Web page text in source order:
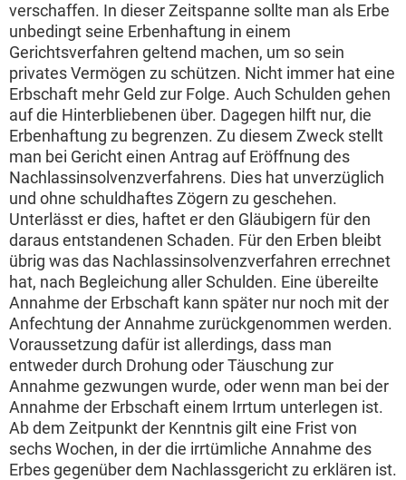
verschaffen. In dieser Zeitspanne sollte man als Erbe
unbedingt seine Erbenhaftung in einem
Gerichtsverfahren geltend machen, um so sein
privates Vermögen zu schützen. Nicht immer hat eine
Erbschaft mehr Geld zur Folge. Auch Schulden gehen
auf die Hinterbliebenen über. Dagegen hilft nur, die
Erbenhaftung zu begrenzen. Zu diesem Zweck stellt
man bei Gericht einen Antrag auf Eröffnung des
Nachlassinsolvenzverfahrens. Dies hat unverzüglich
und ohne schuldhaftes Zögern zu geschehen.
Unterlässt er dies, haftet er den Gläubigern für den
daraus entstandenen Schaden. Für den Erben bleibt
übrig was das Nachlassinsolvenzverfahren errechnet
hat, nach Begleichung aller Schulden. Eine übereilte
Annahme der Erbschaft kann später nur noch mit der
Anfechtung der Annahme zurückgenommen werden.
Voraussetzung dafür ist allerdings, dass man
entweder durch Drohung oder Täuschung zur
Annahme gezwungen wurde, oder wenn man bei der
Annahme der Erbschaft einem Irrtum unterlegen ist.
Ab dem Zeitpunkt der Kenntnis gilt eine Frist von
sechs Wochen, in der die irrtümliche Annahme des
Erbes gegenüber dem Nachlassgericht zu erklären ist.